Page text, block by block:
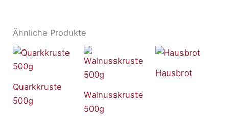
Ähnliche Produkte
Quarkkruste
500g
Walnusskruste
500g
Hausbrot